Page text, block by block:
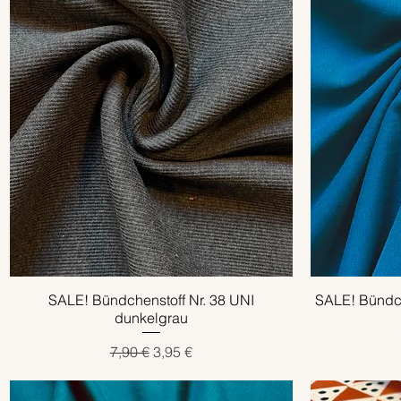
r
o
1
M
e
t
e
r
Schnellansicht
SALE! Bündchenstoff Nr. 38 UNI
dunkelgrau
Standardpreis
7,90 € Sale-Preis
3,95 €
SALE!